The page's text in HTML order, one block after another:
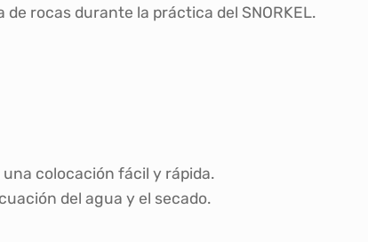
rocas durante la práctica del SNORKEL.
una colocación fácil y rápida.
del agua y el secado.